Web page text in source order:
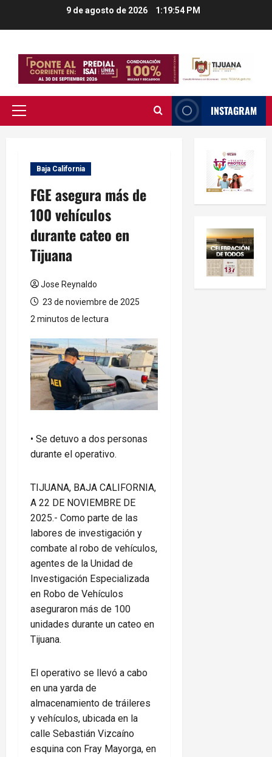
9 de agosto de 2026 1:19:55 PM
Menú
INSTAGRAM
Baja California
FGE asegura más de
100 vehículos
durante cateo en
Tijuana
Jose Reynaldo
23 de noviembre de 2025
2 minutos de lectura
•⁠ ⁠Se detuvo a dos personas
durante el operativo.
TIJUANA, BAJA CALIFORNIA,
A 22 DE NOVIEMBRE DE
2025.- Como parte de las
labores de investigación y
combate al robo de vehículos,
agentes de la Unidad de
Investigación Especializada
en Robo de Vehículos
aseguraron más de 100
unidades durante un cateo en
Tijuana.
El operativo se llevó a cabo
en una yarda de
almacenamiento de tráileres
y vehículos, ubicada en la
calle Sebastián Vizcaíno
esquina con Fray Mayorga, en